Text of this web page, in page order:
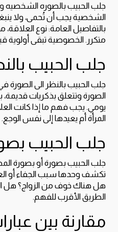
جلب الحبيب بالصوره الشخصيه
الشخصية يجب أن تُحمى، ولا
بالتفاصيل العامة: نوع
متكرر. الخصوصية تبقى أولوية
جلب الحبيب
جلب الحبيب بالنظر الى الصورة
الصورة وتتعلق بذكريات قديمة،
يومي. يجب فهم ما إذا كانت
المرأة أم يعيدها إلى نفس الوجع.
جلب الحبيب
جلب الحبيب بصورة أو بصورة
تكشف وحدها سبب الجفاء أو
هل هناك خوف من الزواج؟ هل
الطريق الأقرب للفهم.
مقارنة بين